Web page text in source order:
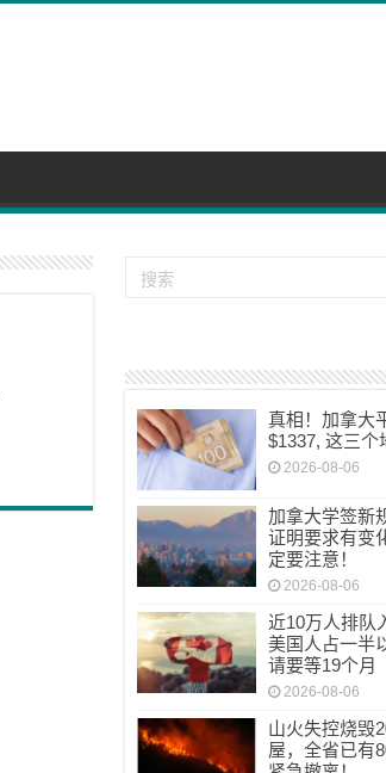
真相！加拿大
$1337, 这三个
2026-08-06
加拿大学签新
证明要求有变
定要注意！
2026-08-06
近10万人排队
美国人占一半
请要等19个月
2026-08-06
山火失控烧毁
屋，全省已有